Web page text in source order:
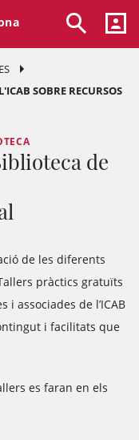
SOBRE RECURSOS
de
de les diferents
pràctics gratuïts
i associades de l’ICAB
i facilitats que
es faran en els